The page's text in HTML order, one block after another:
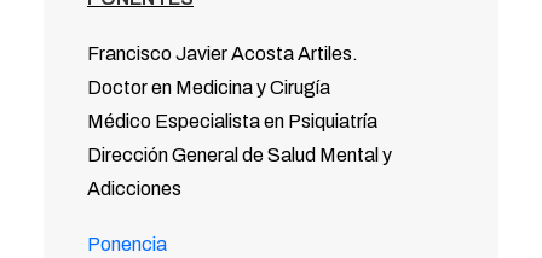
Francisco Javier Acosta Artiles.
Doctor en Medicina y Cirugía
Médico Especialista en Psiquiatría
Dirección General de Salud Mental y
Adicciones
Ponencia